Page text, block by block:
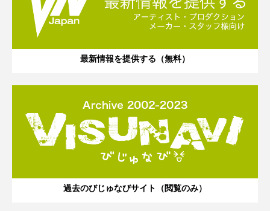
最新情報を提供する（無料）
過去のびじゅなびサイト（閲覧のみ）